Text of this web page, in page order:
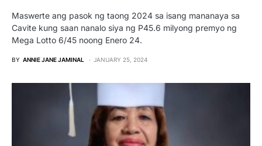
Maswerte ang pasok ng taong 2024 sa isang mananaya sa
Cavite kung saan nanalo siya ng P45.6 milyong premyo ng
Mega Lotto 6/45 noong Enero 24.
BY ANNIE JANE JAMINAL JANUARY 25, 2024